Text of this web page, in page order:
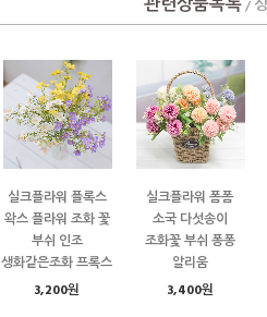
/
실크플라워 플록스
왁스 플라워 조화 꽃
부쉬 인조
생화같은조화 프록스
3,200원
실크플라워 폼폼
소국 다섯송이
조화꽃 부쉬 퐁퐁
알리움
3,400원